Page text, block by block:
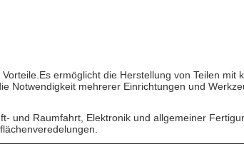
ermöglicht die Herstellung von Teilen
Notwendigkeit mehrerer Einrichtungen und
und Raumfahrt, Elektronik und allgemeiner